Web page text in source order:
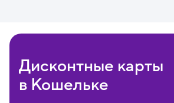
Дисконтные карты
в Кошельке